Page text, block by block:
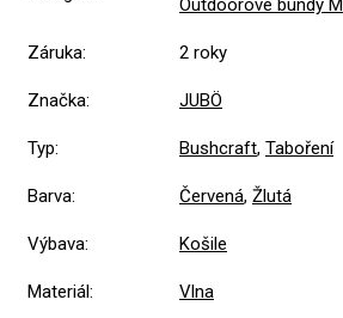
Outdoorové bundy M
Záruka: 2 roky
Značka: JUBÖ
Typ: Bushcraft, Taboření
Barva: Červená, Žlutá
Výbava: Košile
Materiál: Vlna